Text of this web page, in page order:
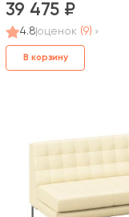
39 475
4.8оценок (9)
В корзину